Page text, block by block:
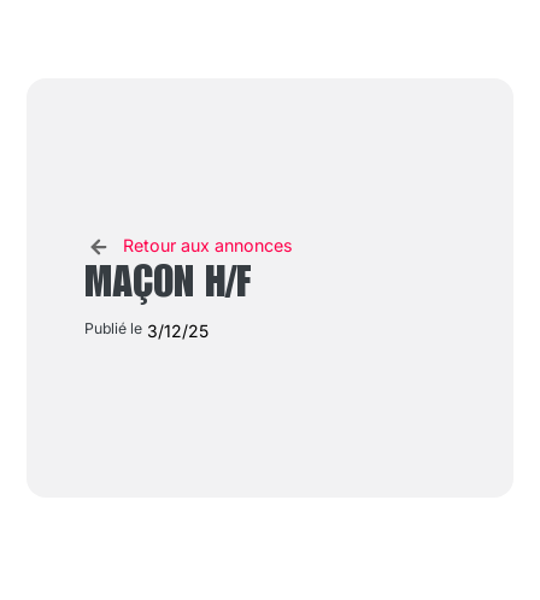
Retour aux annonces
MAÇON H/F
Publié le 3/12/25